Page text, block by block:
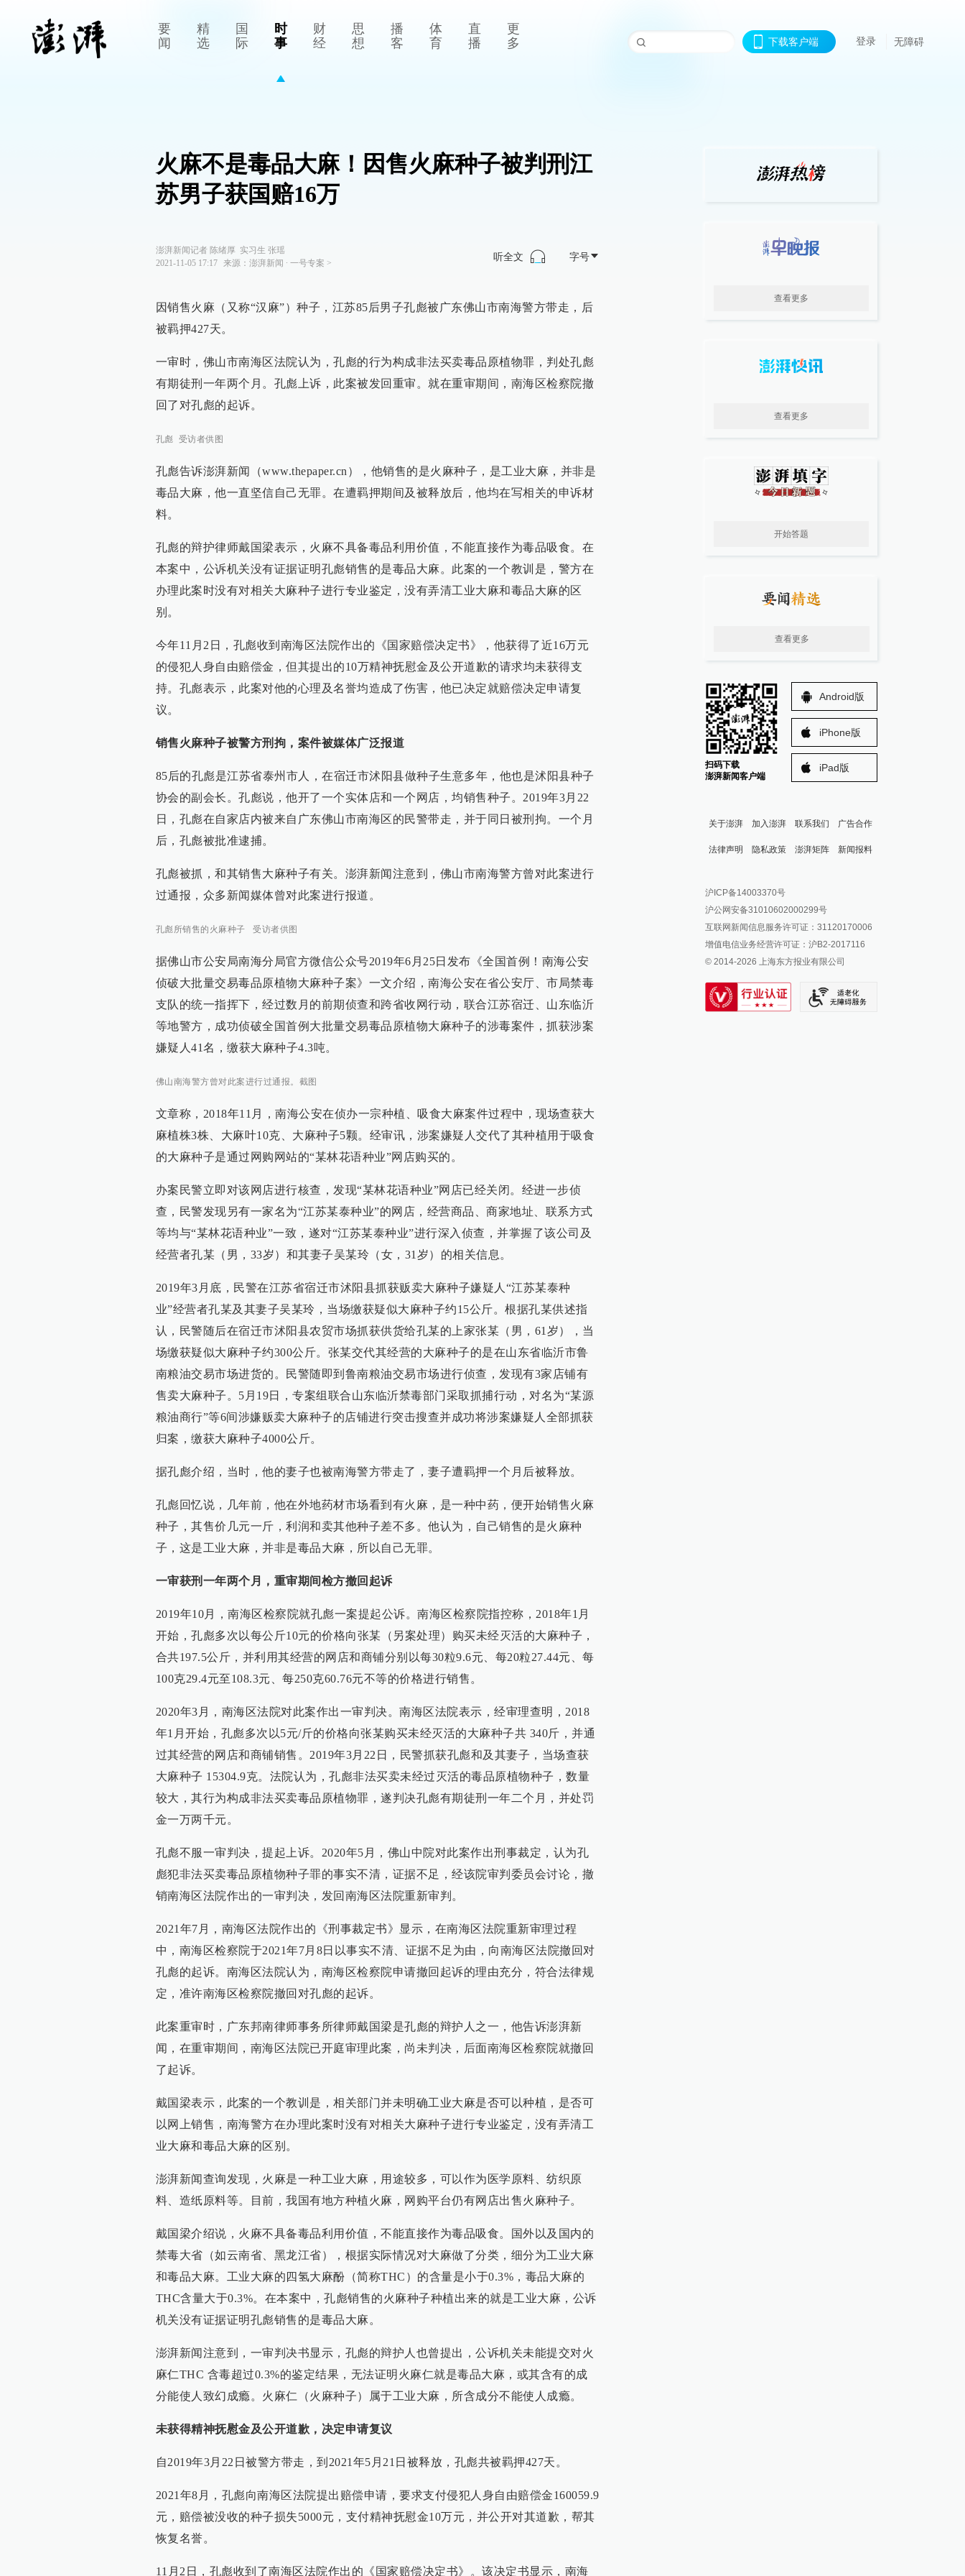
要
闻
精
选
国
际
时
事
财
经
思
想
播
客
体
育
直
播
更
多
下载客户端 登录 无障碍
火麻不是毒品大麻！因售火麻种子被判刑江
苏男子获国赔16万
澎湃新闻记者 陈绪厚 实习生 张瑶
2021-11-05 17:17
来源： 澎湃新闻 ∙ 一号专案 >
听全文 字号
因销售火麻（又称“汉麻”）种子，江苏85后男子孔彪被广东佛山市南海警方带走，后
被羁押427天。
一审时，佛山市南海区法院认为，孔彪的行为构成非法买卖毒品原植物罪，判处孔彪
有期徒刑一年两个月。孔彪上诉，此案被发回重审。就在重审期间，南海区检察院撤
回了对孔彪的起诉。
孔彪 受访者供图
孔彪告诉澎湃新闻（www.thepaper.cn），他销售的是火麻种子，是工业大麻，并非是
毒品大麻，他一直坚信自己无罪。在遭羁押期间及被释放后，他均在写相关的申诉材
料。
孔彪的辩护律师戴国梁表示，火麻不具备毒品利用价值，不能直接作为毒品吸食。在
本案中，公诉机关没有证据证明孔彪销售的是毒品大麻。此案的一个教训是，警方在
办理此案时没有对相关大麻种子进行专业鉴定，没有弄清工业大麻和毒品大麻的区
别。
今年11月2日，孔彪收到南海区法院作出的《国家赔偿决定书》，他获得了近16万元
的侵犯人身自由赔偿金，但其提出的10万精神抚慰金及公开道歉的请求均未获得支
持。孔彪表示，此案对他的心理及名誉均造成了伤害，他已决定就赔偿决定申请复
议。
销售火麻种子被警方刑拘，案件被媒体广泛报道
85后的孔彪是江苏省泰州市人，在宿迁市沭阳县做种子生意多年，他也是沭阳县种子
协会的副会长。孔彪说，他开了一个实体店和一个网店，均销售种子。2019年3月22
日，孔彪在自家店内被来自广东佛山市南海区的民警带走，并于同日被刑拘。一个月
后，孔彪被批准逮捕。
孔彪被抓，和其销售大麻种子有关。澎湃新闻注意到，佛山市南海警方曾对此案进行
过通报，众多新闻媒体曾对此案进行报道。
孔彪所销售的火麻种子 受访者供图
据佛山市公安局南海分局官方微信公众号2019年6月25日发布《全国首例！南海公安
侦破大批量交易毒品原植物大麻种子案》一文介绍，南海公安在省公安厅、市局禁毒
支队的统一指挥下，经过数月的前期侦查和跨省收网行动，联合江苏宿迁、山东临沂
等地警方，成功侦破全国首例大批量交易毒品原植物大麻种子的涉毒案件，抓获涉案
嫌疑人41名，缴获大麻种子4.3吨。
佛山南海警方曾对此案进行过通报。截图
文章称，2018年11月，南海公安在侦办一宗种植、吸食大麻案件过程中，现场查获大
麻植株3株、大麻叶10克、大麻种子5颗。经审讯，涉案嫌疑人交代了其种植用于吸食
的大麻种子是通过网购网站的“某林花语种业”网店购买的。
办案民警立即对该网店进行核查，发现“某林花语种业”网店已经关闭。经进一步侦
查，民警发现另有一家名为“江苏某泰种业”的网店，经营商品、商家地址、联系方式
等均与“某林花语种业”一致，遂对“江苏某泰种业”进行深入侦查，并掌握了该公司及
经营者孔某（男，33岁）和其妻子吴某玲（女，31岁）的相关信息。
2019年3月底，民警在江苏省宿迁市沭阳县抓获贩卖大麻种子嫌疑人“江苏某泰种
业”经营者孔某及其妻子吴某玲，当场缴获疑似大麻种子约15公斤。根据孔某供述指
认，民警随后在宿迁市沭阳县农贸市场抓获供货给孔某的上家张某（男，61岁），当
场缴获疑似大麻种子约300公斤。张某交代其经营的大麻种子的是在山东省临沂市鲁
南粮油交易市场进货的。民警随即到鲁南粮油交易市场进行侦查，发现有3家店铺有
售卖大麻种子。5月19日，专案组联合山东临沂禁毒部门采取抓捕行动，对名为“某源
粮油商行”等6间涉嫌贩卖大麻种子的店铺进行突击搜查并成功将涉案嫌疑人全部抓获
归案，缴获大麻种子4000公斤。
据孔彪介绍，当时，他的妻子也被南海警方带走了，妻子遭羁押一个月后被释放。
孔彪回忆说，几年前，他在外地药材市场看到有火麻，是一种中药，便开始销售火麻
种子，其售价几元一斤，利润和卖其他种子差不多。他认为，自己销售的是火麻种
子，这是工业大麻，并非是毒品大麻，所以自己无罪。
一审获刑一年两个月，重审期间检方撤回起诉
2019年10月，南海区检察院就孔彪一案提起公诉。南海区检察院指控称，2018年1月
开始，孔彪多次以每公斤10元的价格向张某（另案处理）购买未经灭活的大麻种子，
合共197.5公斤，并利用其经营的网店和商铺分别以每30粒9.6元、每20粒27.44元、每
100克29.4元至108.3元、每250克60.76元不等的价格进行销售。
2020年3月，南海区法院对此案作出一审判决。南海区法院表示，经审理查明，2018
年1月开始，孔彪多次以5元/斤的价格向张某购买未经灭活的大麻种子共 340斤，并通
过其经营的网店和商铺销售。2019年3月22日，民警抓获孔彪和及其妻子，当场查获
大麻种子 15304.9克。法院认为，孔彪非法买卖未经过灭活的毒品原植物种子，数量
较大，其行为构成非法买卖毒品原植物罪，遂判决孔彪有期徒刑一年二个月，并处罚
金一万两千元。
孔彪不服一审判决，提起上诉。2020年5月，佛山中院对此案作出刑事裁定，认为孔
彪犯非法买卖毒品原植物种子罪的事实不清，证据不足，经该院审判委员会讨论，撤
销南海区法院作出的一审判决，发回南海区法院重新审判。
2021年7月，南海区法院作出的《刑事裁定书》显示，在南海区法院重新审理过程
中，南海区检察院于2021年7月8日以事实不清、证据不足为由，向南海区法院撤回对
孔彪的起诉。南海区法院认为，南海区检察院申请撤回起诉的理由充分，符合法律规
定，准许南海区检察院撤回对孔彪的起诉。
此案重审时，广东邦南律师事务所律师戴国梁是孔彪的辩护人之一，他告诉澎湃新
闻，在重审期间，南海区法院已开庭审理此案，尚未判决，后面南海区检察院就撤回
了起诉。
戴国梁表示，此案的一个教训是，相关部门并未明确工业大麻是否可以种植，是否可
以网上销售，南海警方在办理此案时没有对相关大麻种子进行专业鉴定，没有弄清工
业大麻和毒品大麻的区别。
澎湃新闻查询发现，火麻是一种工业大麻，用途较多，可以作为医学原料、纺织原
料、造纸原料等。目前，我国有地方种植火麻，网购平台仍有网店出售火麻种子。
戴国梁介绍说，火麻不具备毒品利用价值，不能直接作为毒品吸食。国外以及国内的
禁毒大省（如云南省、黑龙江省），根据实际情况对大麻做了分类，细分为工业大麻
和毒品大麻。工业大麻的四氢大麻酚（简称THC）的含量是小于0.3%，毒品大麻的
THC含量大于0.3%。在本案中，孔彪销售的火麻种子种植出来的就是工业大麻，公诉
机关没有证据证明孔彪销售的是毒品大麻。
澎湃新闻注意到，一审判决书显示，孔彪的辩护人也曾提出，公诉机关未能提交对火
麻仁THC 含毒超过0.3%的鉴定结果，无法证明火麻仁就是毒品大麻，或其含有的成
分能使人致幻成瘾。火麻仁（火麻种子）属于工业大麻，所含成分不能使人成瘾。
未获得精神抚慰金及公开道歉，决定申请复议
自2019年3月22日被警方带走，到2021年5月21日被释放，孔彪共被羁押427天。
2021年8月，孔彪向南海区法院提出赔偿申请，要求支付侵犯人身自由赔偿金160059.9
元，赔偿被没收的种子损失5000元，支付精神抚慰金10万元，并公开对其道歉，帮其
恢复名誉。
11月2日，孔彪收到了南海区法院作出的《国家赔偿决定书》。该决定书显示，南海
查看更多
查看更多
开始答题
查看更多
扫码下载
澎湃新闻客户端
Android版
iPhone版
iPad版
关于澎湃 加入澎湃 联系我们 广告合作
法律声明 隐私政策 澎湃矩阵
澎湃新闻公众号
澎湃新闻抖音号
派生万物开放平台
IP SHANGHAI
SIXTH TONE
新闻报料
报料邮箱: news@thepaper.cn
沪ICP备14003370号
沪公网安备31010602000299号
互联网新闻信息服务许可证：31120170006
增值电信业务经营许可证：沪B2-2017116
© 2014-2026 上海东方报业有限公司